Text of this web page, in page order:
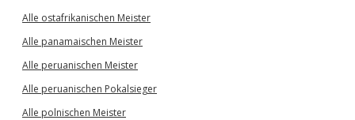
Alle ostafrikanischen Meister
Alle panamaischen Meister
Alle peruanischen Meister
Alle peruanischen Pokalsieger
Alle polnischen Meister